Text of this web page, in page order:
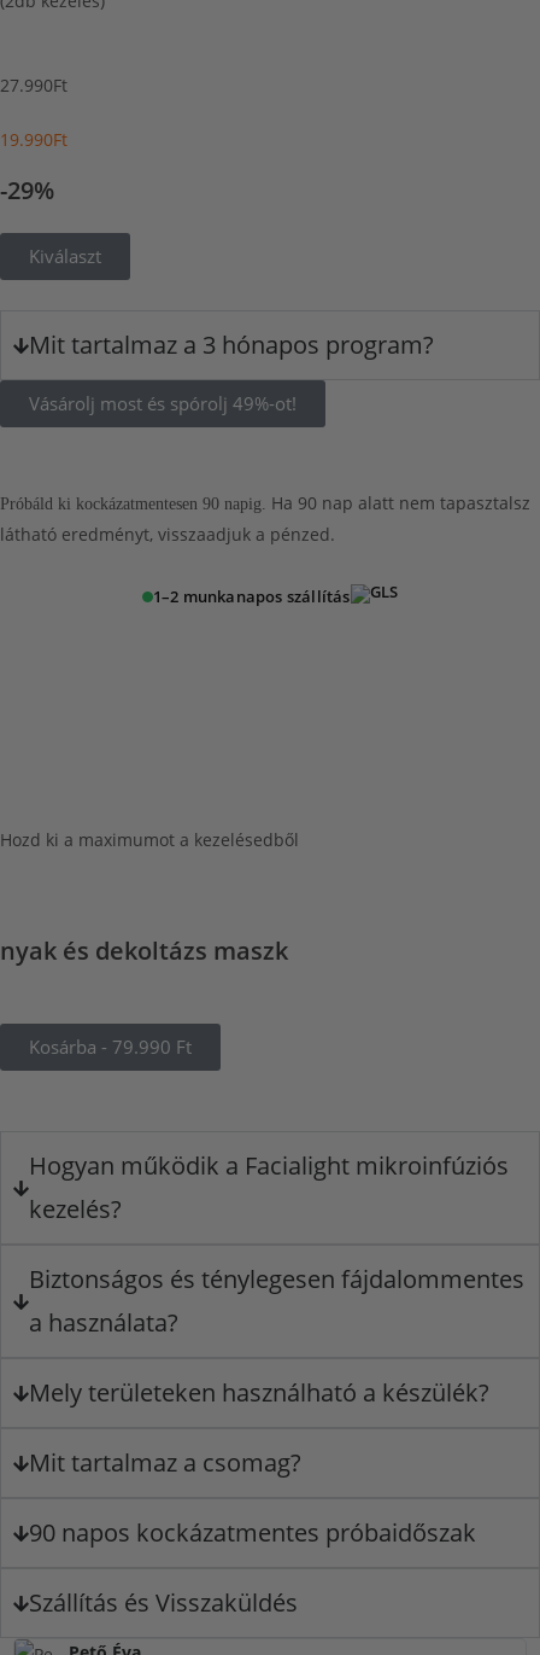
27.990Ft
19.990Ft
-29%
Kiválaszt
Mit tartalmaz a 3 hónapos program?
Vásárolj most és spórolj 49%-ot!
Próbáld ki kockázatmentesen 90 napig. Ha 90 nap alatt nem tapasztalsz
látható eredményt, visszaadjuk a pénzed.
1–2 munkanapos szállítás
Hozd ki a maximumot a kezelésedből
nyak és dekoltázs maszk
Kosárba - 79.990 Ft
Hogyan működik a Facialight mikroinfúziós
kezelés?
Biztonságos és ténylegesen fájdalommentes
a használata?
Mely területeken használható a készülék?
Mit tartalmaz a csomag?
90 napos kockázatmentes próbaidőszak
Szállítás és Visszaküldés